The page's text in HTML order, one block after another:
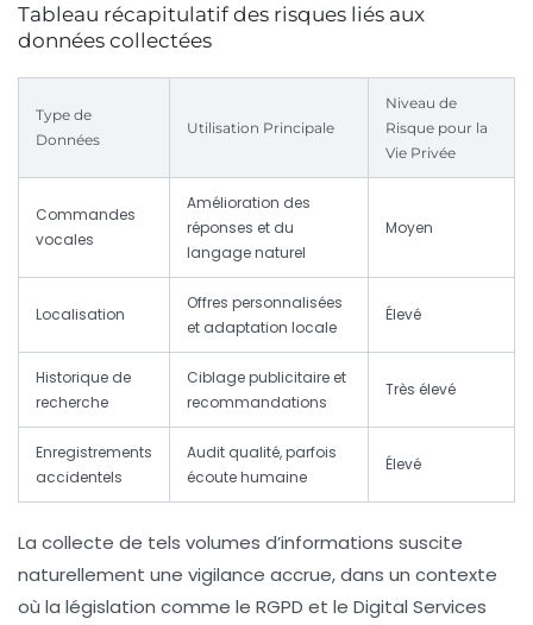
Tableau récapitulatif des risques liés aux
données collectées
Type de
Données
Utilisation Principale
Niveau de
Risque pour la
Vie Privée
Commandes
vocales
Amélioration des
réponses et du
langage naturel
Moyen
Localisation
Offres personnalisées
et adaptation locale
Élevé
Historique de
recherche
Ciblage publicitaire et
recommandations
Très élevé
Enregistrements
accidentels
Audit qualité, parfois
écoute humaine
Élevé
La collecte de tels volumes d’informations suscite
naturellement une vigilance accrue, dans un contexte
où la législation comme le RGPD et le Digital Services